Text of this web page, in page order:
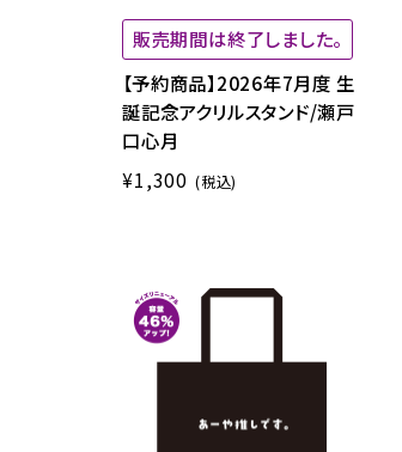
販売期間は終了しました。
【予約商品】2026年7月度 生
誕記念アクリルスタンド/瀬戸
口心月
¥1,300 (税込)